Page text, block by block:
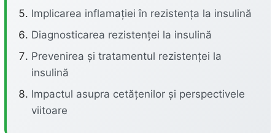
Implicarea inflamației în rezistența la insulină
Diagnosticarea rezistenței la insulină
Prevenirea și tratamentul rezistenței la
insulină
Impactul asupra cetățenilor și perspectivele
viitoare